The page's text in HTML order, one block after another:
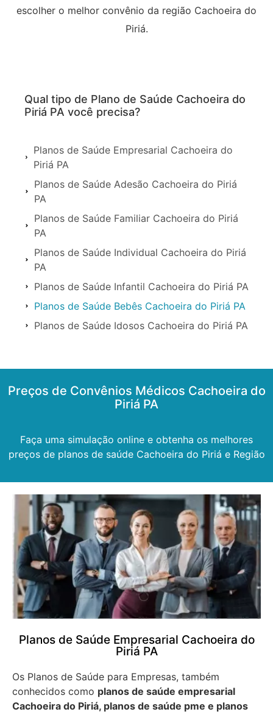
escolher o melhor convênio da região Cachoeira do
Piriá.
Qual tipo de Plano de Saúde Cachoeira do
Piriá PA você precisa?
Planos de Saúde Empresarial Cachoeira do
Piriá PA
Planos de Saúde Adesão Cachoeira do Piriá
PA
Planos de Saúde Familiar Cachoeira do Piriá
PA
Planos de Saúde Individual Cachoeira do Piriá
PA
Planos de Saúde Infantil Cachoeira do Piriá PA
Planos de Saúde Bebês Cachoeira do Piriá PA
Planos de Saúde Idosos Cachoeira do Piriá PA
Preços de Convênios Médicos Cachoeira do
Piriá PA
Faça uma simulação online e obtenha os melhores
preços de planos de saúde Cachoeira do Piriá e Região
Planos de Saúde Empresarial Cachoeira do
Piriá PA
Os Planos de Saúde para Empresas, também
conhecidos como planos de saúde empresarial
Cachoeira do Piriá, planos de saúde pme e planos